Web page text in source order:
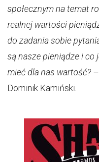
społecznym na temat
realnej wartości
do zadania sobie
są nasze pieniądze i
mieć dla nas wartość?
Dominik Kamiński.